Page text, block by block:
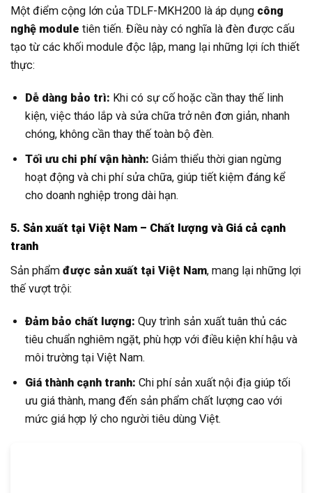
Một điểm cộng lớn của TDLF-MKH200 là áp dụng công
nghệ module tiên tiến. Điều này có nghĩa là đèn được cấu
tạo từ các khối module độc lập, mang lại những lợi ích thiết
thực:
Dễ dàng bảo trì: Khi có sự cố hoặc cần thay thế linh
kiện, việc tháo lắp và sửa chữa trở nên đơn giản, nhanh
chóng, không cần thay thế toàn bộ đèn.
Tối ưu chi phí vận hành: Giảm thiểu thời gian ngừng
hoạt động và chi phí sửa chữa, giúp tiết kiệm đáng kể
cho doanh nghiệp trong dài hạn.
5. Sản xuất tại Việt Nam – Chất lượng và Giá cả cạnh
tranh
Sản phẩm được sản xuất tại Việt Nam, mang lại những lợi
thế vượt trội:
Đảm bảo chất lượng: Quy trình sản xuất tuân thủ các
tiêu chuẩn nghiêm ngặt, phù hợp với điều kiện khí hậu và
môi trường tại Việt Nam.
Giá thành cạnh tranh: Chi phí sản xuất nội địa giúp tối
ưu giá thành, mang đến sản phẩm chất lượng cao với
mức giá hợp lý cho người tiêu dùng Việt.